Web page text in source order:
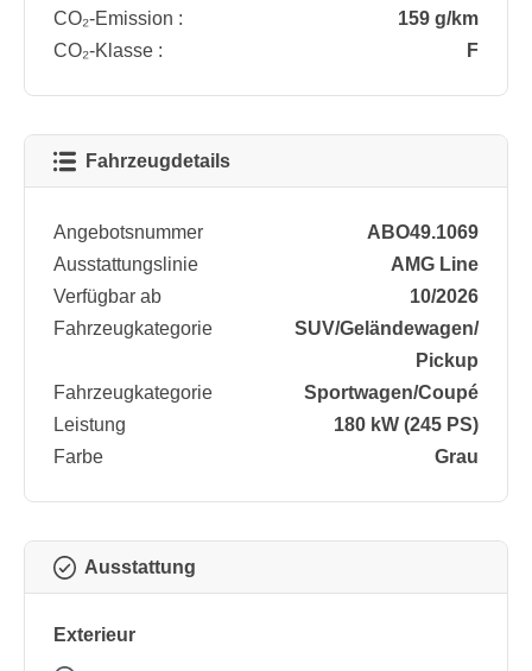
CO₂-Emission :
159 g/km
CO₂-Klasse :
F
Fahrzeugdetails
Angebotsnummer
ABO49.1069
Ausstattungslinie
AMG Line
Verfügbar ab
10/2026
Fahrzeugkategorie
SUV/​Geländewagen/​
Pickup
Fahrzeugkategorie
Sportwagen/​Coupé
Leistung
180 kW (245 PS)
Farbe
Grau
Ausstattung
Exterieur